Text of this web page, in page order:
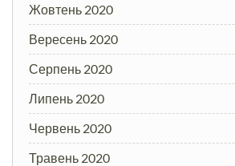
Жовтень 2020
Вересень 2020
Серпень 2020
Липень 2020
Червень 2020
Травень 2020